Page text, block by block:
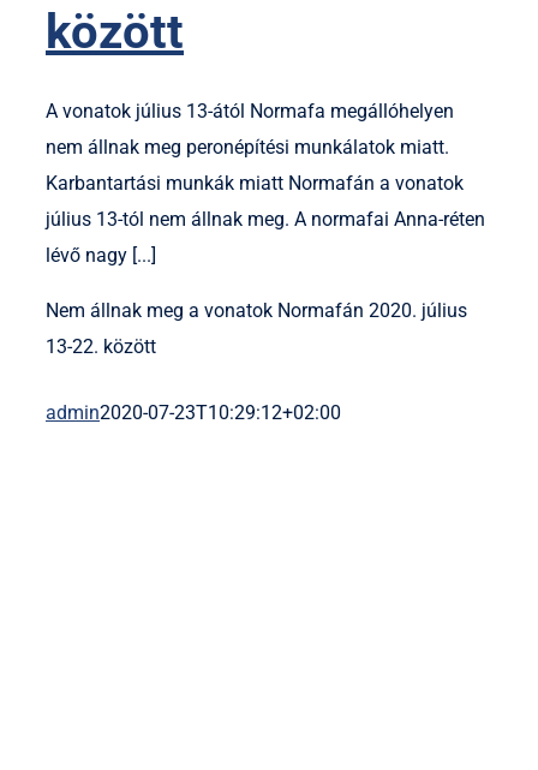
között
A vonatok július 13-ától Normafa megállóhelyen
nem állnak meg peronépítési munkálatok miatt.
Karbantartási munkák miatt Normafán a vonatok
július 13-tól nem állnak meg. A normafai Anna-réten
lévő nagy [...]
Nem állnak meg a vonatok Normafán 2020. július
13-22. között
admin2020-07-23T10:29:12+02:00